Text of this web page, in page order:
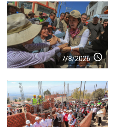
7/8/2026 access_time